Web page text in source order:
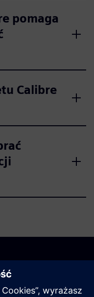
pomaga
Calibre